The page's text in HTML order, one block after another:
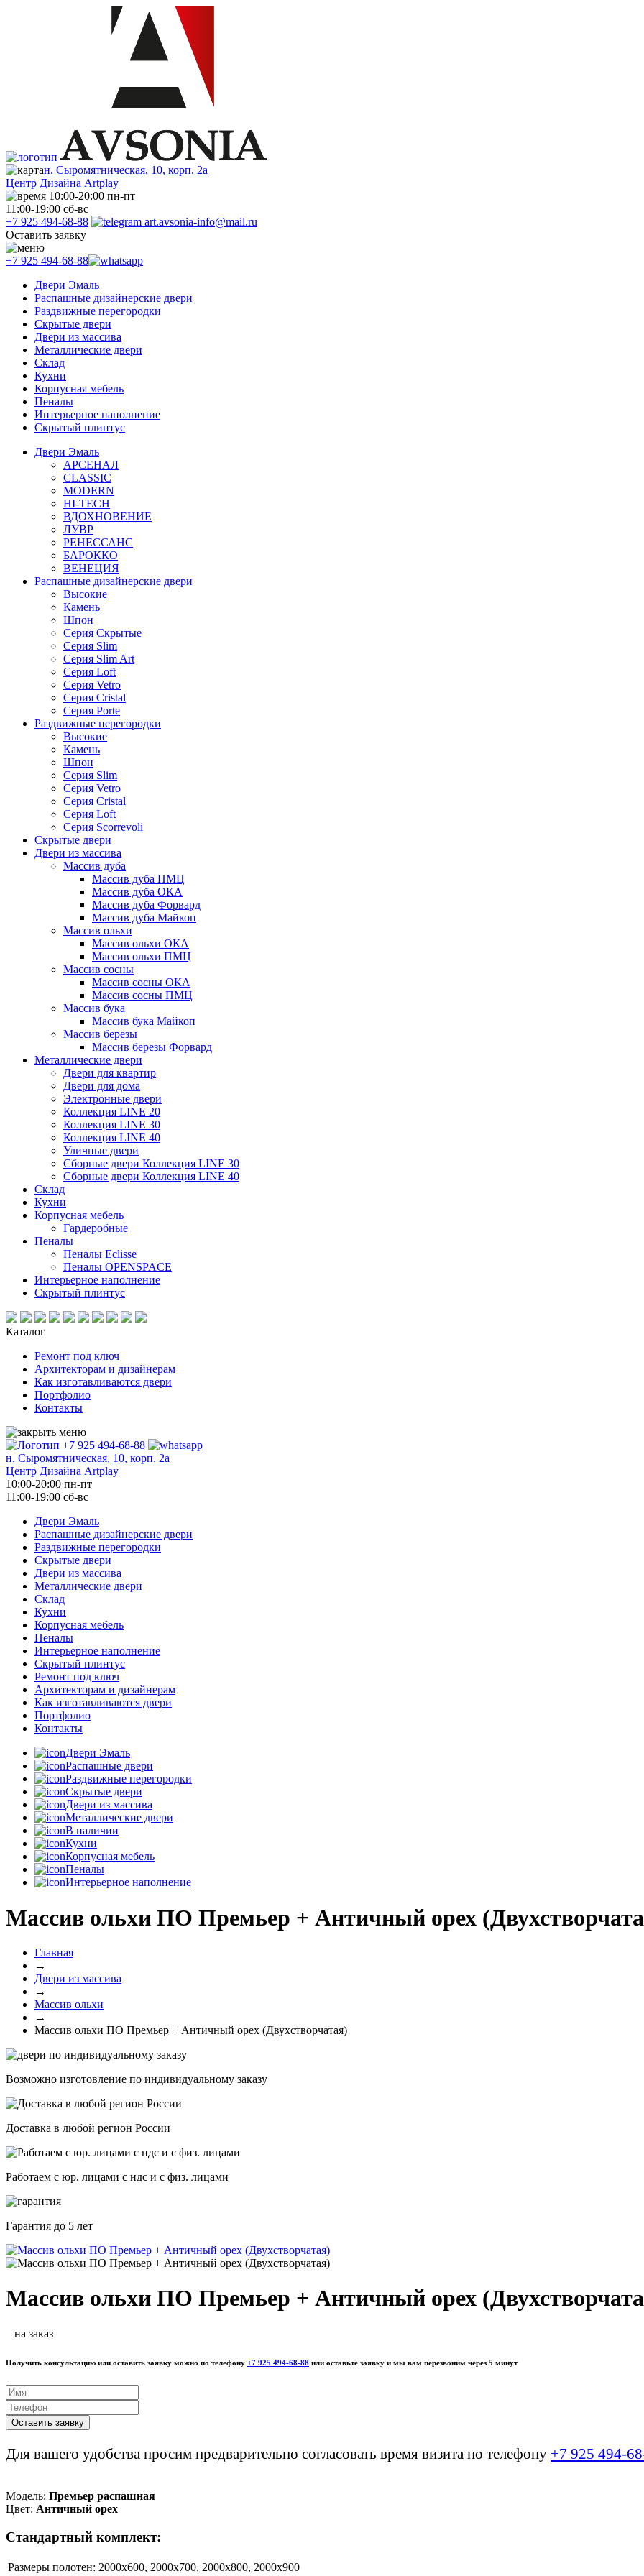
н. Сыромятническая, 10, корп. 2а
Центр Дизайна Artplay
10:00-20:00 пн-пт
11:00-19:00 сб-вс
+7 925 494-68-88
art.avsonia-info@mail.ru
Оставить заявку
+7 925 494-68-88
Двери Эмаль
Распашные дизайнерские двери
Раздвижные перегородки
Скрытые двери
Двери из массива
Металлические двери
Склад
Кухни
Корпусная мебель
Пеналы
Интерьерное наполнение
Скрытый плинтус
Двери Эмаль
АРСЕНАЛ
CLASSIC
MODERN
HI-TECH
ВДОХНОВЕНИЕ
ЛУВР
РЕНЕССАНС
БАРОККО
ВЕНЕЦИЯ
Распашные дизайнерские двери
Высокие
Камень
Шпон
Серия Скрытые
Серия Slim
Серия Slim Art
Серия Loft
Серия Vetro
Серия Cristal
Серия Porte
Раздвижные перегородки
Высокие
Камень
Шпон
Серия Slim
Серия Vetro
Серия Cristal
Серия Loft
Серия Scorrevoli
Скрытые двери
Двери из массива
Массив дуба
Массив дуба ПМЦ
Массив дуба ОКА
Массив дуба Форвард
Массив дуба Майкоп
Массив ольхи
Массив ольхи ОКА
Массив ольхи ПМЦ
Массив сосны
Массив сосны ОКА
Массив сосны ПМЦ
Массив бука
Массив бука Майкоп
Массив березы
Массив березы Форвард
Металлические двери
Двери для квартир
Двери для дома
Электронные двери
Коллекция LINE 20
Коллекция LINE 30
Коллекция LINE 40
Уличные двери
Сборные двери Коллекция LINE 30
Сборные двери Коллекция LINE 40
Склад
Кухни
Корпусная мебель
Гардеробные
Пеналы
Пеналы Eclisse
Пеналы OPENSPACE
Интерьерное наполнение
Скрытый плинтус
Каталог
Ремонт под ключ
Архитекторам и дизайнерам
Как изготавливаются двери
Портфолио
Контакты
+7 925 494-68-88
н. Сыромятническая, 10, корп. 2а
Центр Дизайна Artplay
10:00-20:00 пн-пт
11:00-19:00 сб-вс
Двери Эмаль
Распашные дизайнерские двери
Раздвижные перегородки
Скрытые двери
Двери из массива
Металлические двери
Склад
Кухни
Корпусная мебель
Пеналы
Интерьерное наполнение
Скрытый плинтус
Ремонт под ключ
Архитекторам и дизайнерам
Как изготавливаются двери
Портфолио
Контакты
Двери Эмаль
Распашные двери
Раздвижные перегородки
Скрытые двери
Двери из массива
Металлические двери
В наличии
Кухни
Корпусная мебель
Пеналы
Интерьерное наполнение
Массив ольхи ПО Премьер + Античный орех
Главная
→
Двери из массива
→
Массив ольхи
→
Массив ольхи ПО Премьер + Античный орех (Двухстворчатая)
Возможно изготовление по индивидуальному заказу
Доставка в любой регион России
Работаем с юр. лицами с ндс и с физ. лицами
Гарантия до 5 лет
Массив ольхи ПО Премьер + Античный орех
на заказ
Получить консультацию или оставить заявку можно по телефону +7 925 494-68-88 или оставьте заявку и мы вам перезвоним через 5 минут
Оставить заявку
Для вашего удобства просим предварительно согласовать время визита по телефону +7 925 494-
Модель: Премьер распашная
Цвет: Античный орех
Стандартный комплект:
Размеры полотен: 2000x600, 2000x700, 2000x800, 2000x900